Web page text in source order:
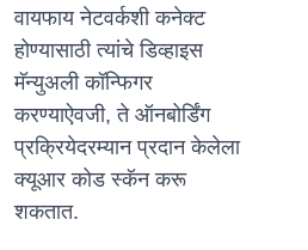
वायफाय नेटवर्कशी कनेक्ट
होण्यासाठी त्यांचे डिव्हाइस
मॅन्युअली कॉन्फिगर
करण्याऐवजी, ते ऑनबोर्डिंग
प्रक्रियेदरम्यान प्रदान केलेला
क्यूआर कोड स्कॅन करू
शकतात.